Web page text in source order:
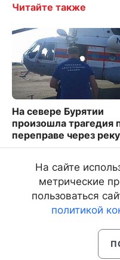
Читайте также
На севере Бурятии
произошла трагедия
переправе через реку
На сайте
метрические
пользоваться
политикой